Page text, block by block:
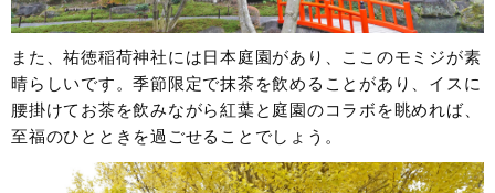
また、祐徳稲荷神社には日本庭園があり、ここのモミジが素
晴らしいです。季節限定で抹茶を飲めることがあり、イスに
腰掛けてお茶を飲みながら紅葉と庭園のコラボを眺めれば、
至福のひとときを過ごせることでしょう。